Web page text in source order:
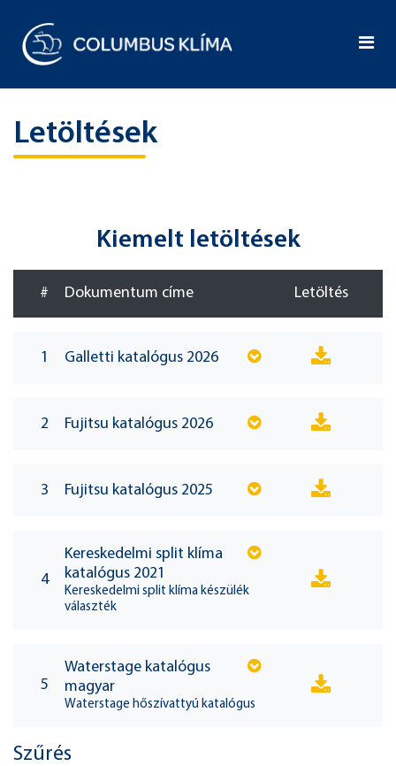
Letöltések
Kiemelt letöltések
# Dokumentum címe Letöltés
1 Galletti katalógus 2026
2 Fujitsu katalógus 2026
3 Fujitsu katalógus 2025
4
Kereskedelmi split klíma
katalógus 2021
Kereskedelmi split klíma készülék
választék
5
Waterstage katalógus
magyar
Waterstage hőszívattyú katalógus
Szűrés